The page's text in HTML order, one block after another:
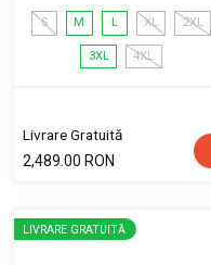
S M L XL 2XL
3XL 4XL
Livrare Gratuită
2,489.00 RON
LIVRARE GRATUITĂ